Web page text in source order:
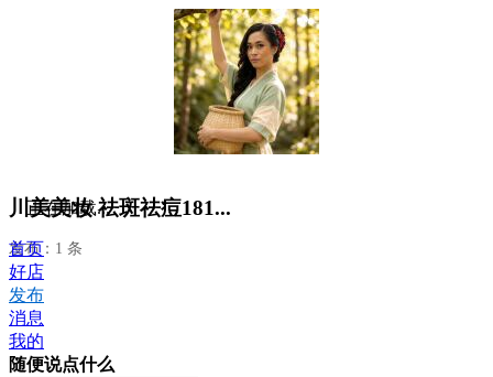
川美美妆 祛斑祛痘181...
发布：1 条
正在加载...
首页
好店
发布
消息
我的
随便说点什么